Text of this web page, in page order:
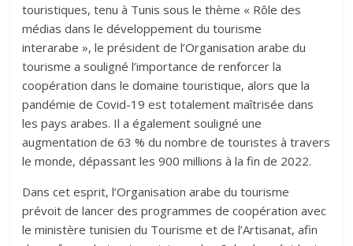
touristiques, tenu à Tunis sous le thème « Rôle des
médias dans le développement du tourisme
interarabe », le président de l’Organisation arabe du
tourisme a souligné l’importance de renforcer la
coopération dans le domaine touristique, alors que la
pandémie de Covid-19 est totalement maîtrisée dans
les pays arabes. Il a également souligné une
augmentation de 63 % du nombre de touristes à travers
le monde, dépassant les 900 millions à la fin de 2022.
Dans cet esprit, l’Organisation arabe du tourisme
prévoit de lancer des programmes de coopération avec
le ministère tunisien du Tourisme et de l’Artisanat, afin